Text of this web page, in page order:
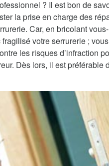
? Il est bon de
la prise en charge des
Car, en bricolant
votre serrurerie ;
les risques d’infraction
Dès lors, il est préférable